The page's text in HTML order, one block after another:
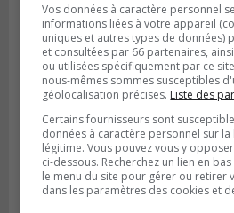
GREENFIELD PARK
Publié le 31 juillet 2026 à 16h45
Des firmes de Longueuil
aux méga-travaux de
Le Moyne
Vos données à caractère personnel
informations liées à votre appareil
uniques et autres types de données)
et consultées par 66 partenaires,
ou utilisées spécifiquement par ce
nous-mêmes sommes susceptibles
géolocalisation précises. Liste des
Certains fournisseurs sont
données à caractère personnel sur
légitime. Vous pouvez vous y
ci-dessous. Recherchez un lien en
le menu du site pour gérer ou retirer
dans les paramètres des cookies et